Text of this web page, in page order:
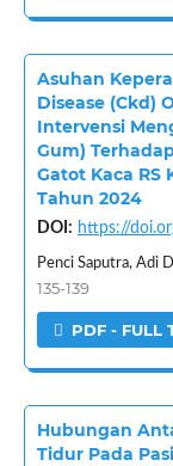
Asuhan
Disease (Ckd)
Intervensi
Gum)
Gatot Kaca RS
Tahun 2024
DOI: https://
Penci Saputra, Adi
135-139
PDF - FULL
Hubungan
Tidur Pada